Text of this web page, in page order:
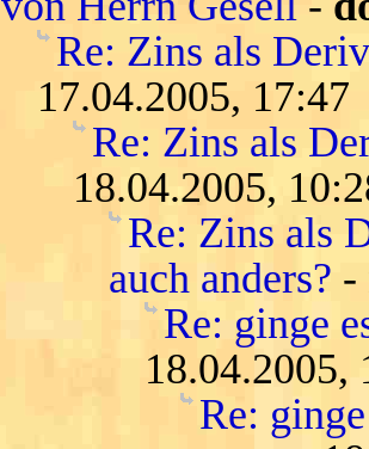
Re: Zins als
17.04.2005, 17:47
Re: Zins als
18.04.2005,
Re: Zins als
auch anders? -
Re: ginge
18.04.2005,
Re: